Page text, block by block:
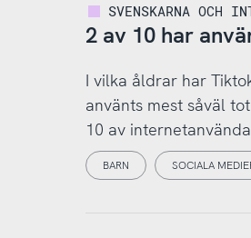
SVENSKARNA OCH
2 av 10 har
I vilka åldrar har
använts mest såväl
10 av
BARN SOCIALA